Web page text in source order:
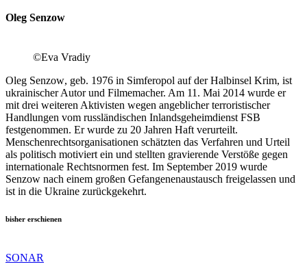
Oleg Senzow
©Eva Vradiy
Oleg Senzow, geb. 1976 in Simferopol auf der Halbinsel Krim, ist
ukrainischer Autor und Filmemacher. Am 11. Mai 2014 wurde er
mit drei weiteren Aktivisten wegen angeblicher terroristischer
Handlungen vom russländischen Inlandsgeheimdienst FSB
festgenommen. Er wurde zu 20 Jahren Haft verurteilt.
Menschenrechtsorganisationen schätzten das Verfahren und Urteil
als politisch motiviert ein und stellten gravierende Verstöße gegen
internationale Rechtsnormen fest. Im September 2019 wurde
Senzow nach einem großen Gefangenenaustausch freigelassen und
ist in die Ukraine zurückgekehrt.
bisher erschienen
SONAR